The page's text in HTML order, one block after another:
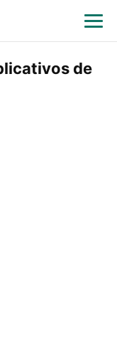
de